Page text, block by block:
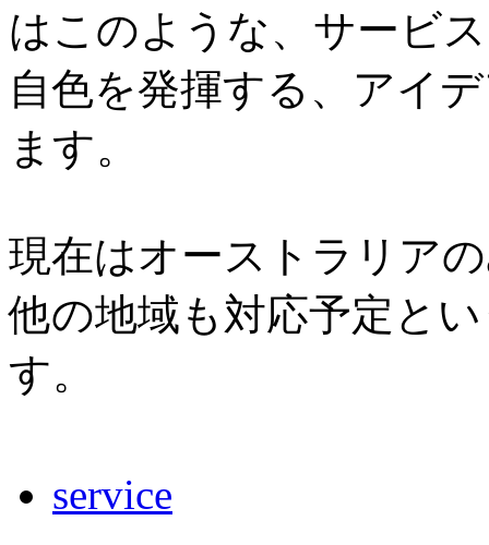
はこのような、サービ
自色を発揮する、アイ
ます。
現在はオーストラリア
他の地域も対応予定と
す。
service